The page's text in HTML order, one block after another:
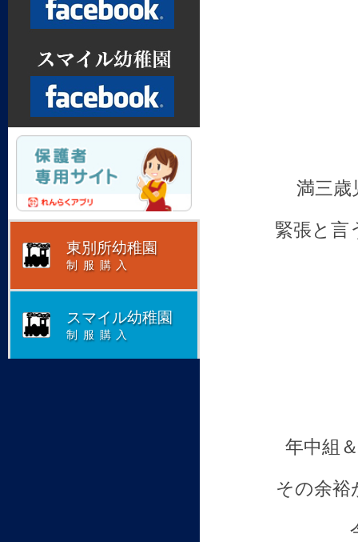
満三歳
緊張と言
年中組
その余裕
Facebook
Facebook
東別所幼稚園
制服購入
スマイル幼稚園
制服購入